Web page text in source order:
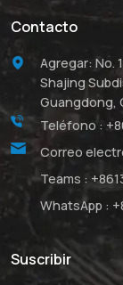
Contacto
Agregar: No.
Shajing
Guangdong,
Teléfono :
Correo
Teams :
WhatsApp :
Suscribir